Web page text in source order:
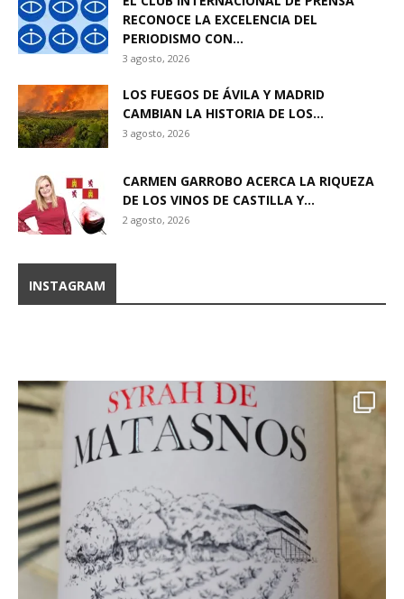
RECONOCE LA EXCELENCIA DEL
PERIODISMO CON...
3 agosto, 2026
LOS FUEGOS DE ÁVILA Y MADRID
CAMBIAN LA HISTORIA DE LOS...
3 agosto, 2026
CARMEN GARROBO ACERCA LA RIQUEZA
DE LOS VINOS DE CASTILLA Y...
2 agosto, 2026
INSTAGRAM